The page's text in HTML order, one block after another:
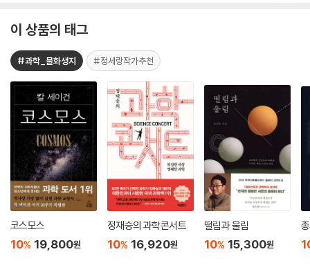
이 상품의 태그
#과학_물화생지 #정세랑작가추천
코스모스
10% 19,800원
정재승의 과학콘서트
10% 16,920원
떨림과 울림
10% 15,300원